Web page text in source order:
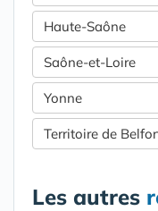
Haute-Saône
Saône-et-Loire
Yonne
Territoire de
Les autres